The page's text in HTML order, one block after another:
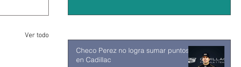
Ver todo
Checo Perez no logra sumar puntos
en Cadillac